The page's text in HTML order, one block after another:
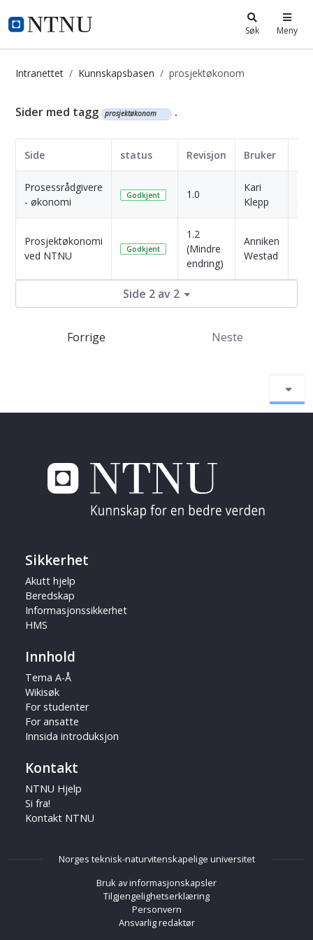
i.ntnu.no Søk Meny
Intranettet Kunnskapsbasen prosjektøkonom
Kunnskapsbasen
Sider med tagg prosjektøkonom .
Side status Revisjon Bruker
Prosessrådgivere
- økonomi
Godkjent 1.0
Kari
Klepp
Prosjektøkonomi
ved NTNU
Godkjent
1.2
(Mindre
endring)
Anniken
Westad
3
Side 2 av 2
Forrige Neste
Sikkerhet
Akutt hjelp
Beredskap
Informasjonssikkerhet
HMS
Innhold
Tema A-Å
Wikisøk
For studenter
For ansatte
Innsida introduksjon
Kontakt
NTNU Hjelp
Si fra!
Kontakt NTNU
Norges teknisk-naturvitenskapelige universitet
Bruk av informasjonskapsler
Tilgjengelighetserklæring
Personvern
Ansvarlig redaktør